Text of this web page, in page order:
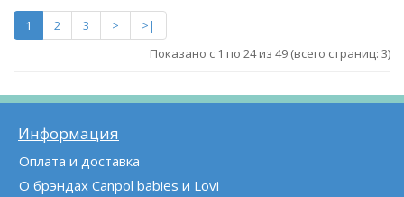
1 2 3 >
>|
Показано с 1 по 24 из 49 (всего страниц: 3)
Информация
Оплата и доставка
О брэндах Canpol babies и Lovi